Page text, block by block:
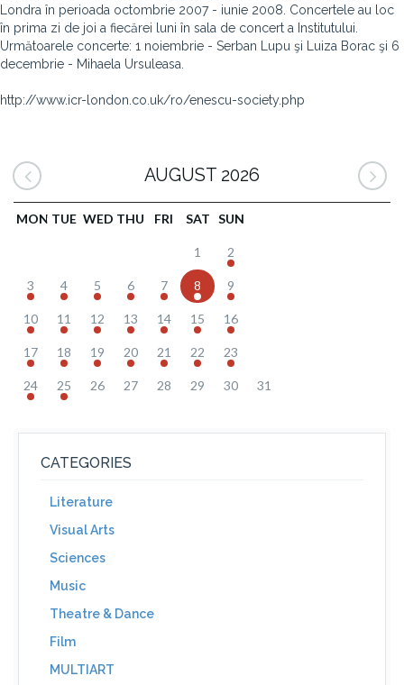
Londra în perioada octombrie 2007 - iunie 2008. Concertele au loc
în prima zi de joi a fiecărei luni în sala de concert a Institutului.
Următoarele concerte: 1 noiembrie - Serban Lupu şi Luiza Borac şi 6
decembrie - Mihaela Ursuleasa.
http://www.icr-london.co.uk/ro/enescu-society.php
AUGUST 2026
MON TUE WED THU FRI SAT SUN
1 2
3 4 5 6 7 8 9
10 11 12 13 14 15 16
17 18 19 20 21 22 23
24 25 26 27 28 29 30 31
CATEGORIES
Literature
Visual Arts
Sciences
Music
Theatre & Dance
Film
MULTIART